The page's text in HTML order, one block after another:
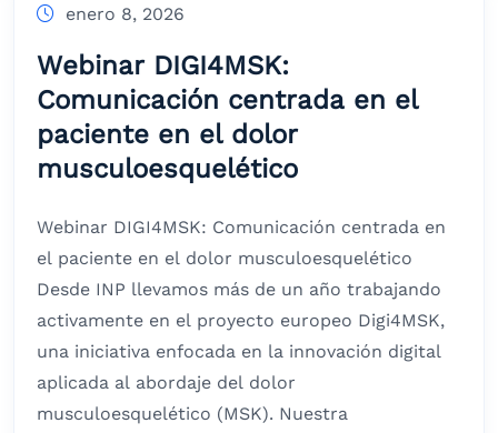
enero 8, 2026
Webinar DIGI4MSK:
Comunicación centrada en el
paciente en el dolor
musculoesquelético
Webinar DIGI4MSK: Comunicación centrada en
el paciente en el dolor musculoesquelético
Desde INP llevamos más de un año trabajando
activamente en el proyecto europeo Digi4MSK,
una iniciativa enfocada en la innovación digital
aplicada al abordaje del dolor
musculoesquelético (MSK). Nuestra